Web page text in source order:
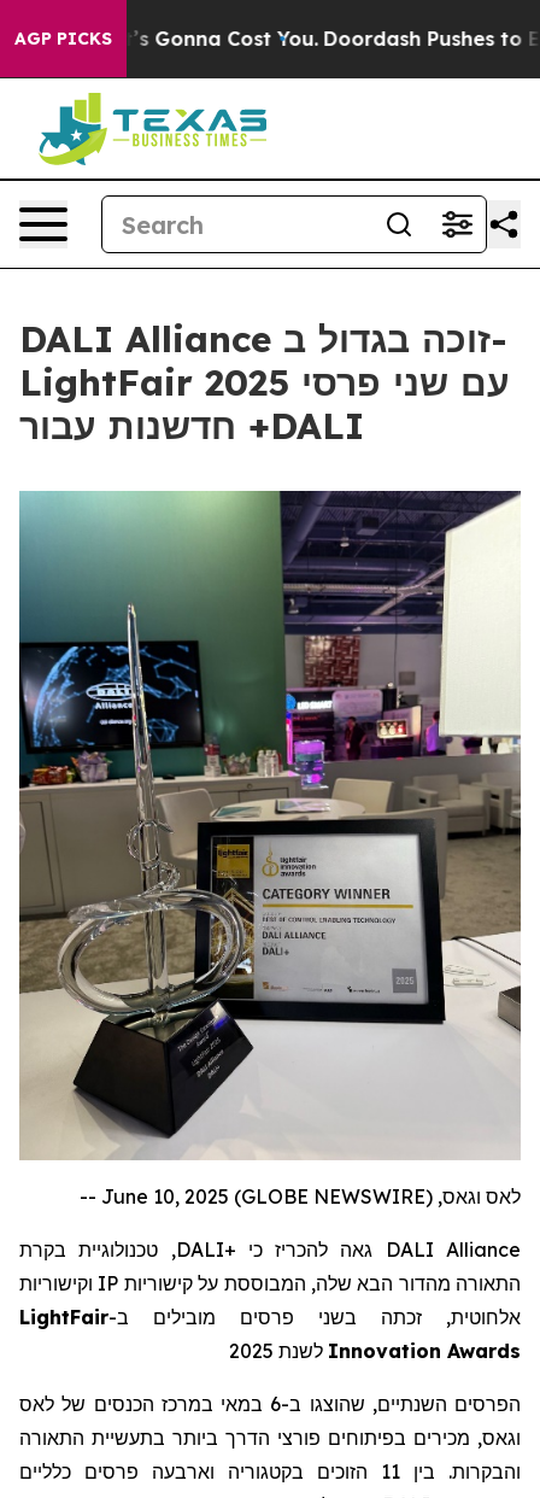
AGP PICKS
It’s Gonna Cost You. Doordash Pushes to End
DALI Alliance זוכה בגדול ב-
LightFair 2025 עם שני פרסי
חדשנות עבור +DALI
לאס וגאס, June 10, 2025 (GLOBE NEWSWIRE) --
DALI Alliance גאה להכריז כי +DALI, טכנולוגיית בקרת
התאורה מהדור הבא שלה, המבוססת על קישוריות IP וקישוריות
אלחוטית, זכתה בשני פרסים מובילים ב-LightFair
Innovation Awards לשנת 2025
הפרסים השנתיים, שהוצגו ב-6 במאי במרכז הכנסים של לאס
וגאס, מכירים בפיתוחים פורצי הדרך ביותר בתעשיית התאורה
והבקרות. בין 11 הזוכים בקטגוריה וארבעה פרסים כלליים